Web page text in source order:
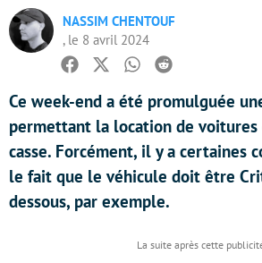
NASSIM CHENTOUF
, le 8 avril 2024
Facebook
TwitterWhatsapp
Reddit
Ce week-end a été promulguée
permettant la location de voitures
casse. Forcément, il y a certaines
le fait que le véhicule doit être
dessous, par exemple.